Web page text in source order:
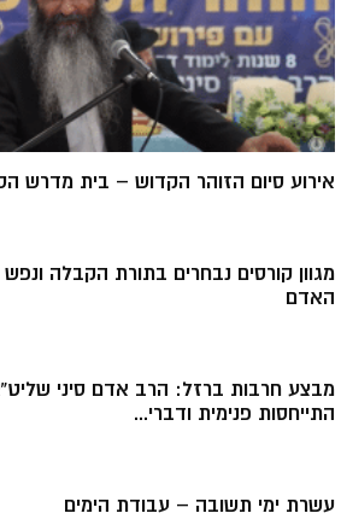
אירוע סיום הזוהר הקדוש – בית מדרש
מגוון קורסים נבחרים בתורת הקבלה ונפש
האדם
מבצע חרבות ברזל: הרב אדם סיני
התייחסות פנימית ודברי...
עשרת ימי תשובה – עבודת הימים